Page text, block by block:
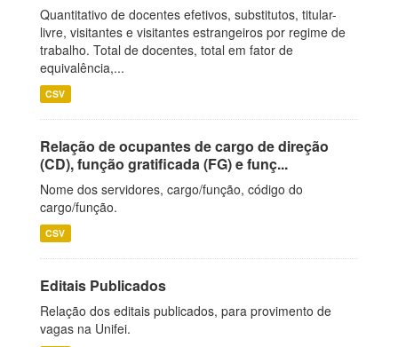
Quantitativo de docentes efetivos, substitutos, titular-
livre, visitantes e visitantes estrangeiros por regime de
trabalho. Total de docentes, total em fator de
equivalência,...
CSV
Relação de ocupantes de cargo de direção
(CD), função gratificada (FG) e funç...
Nome dos servidores, cargo/função, código do
cargo/função.
CSV
Editais Publicados
Relação dos editais publicados, para provimento de
vagas na Unifei.